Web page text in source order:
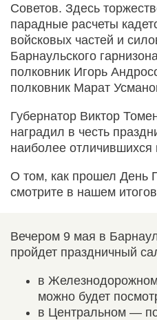
Советов. Здесь
парадные расчеты
войсковых частей и
Барнаульского
полковник Игорь
полковник Марат
Губернатор Виктор
наградил в честь
наиболее отличившихся
О том, как прошел День
смотрите в нашем
Вечером 9 мая в
пройдет праздничный
в
можно будет
в Центральном —